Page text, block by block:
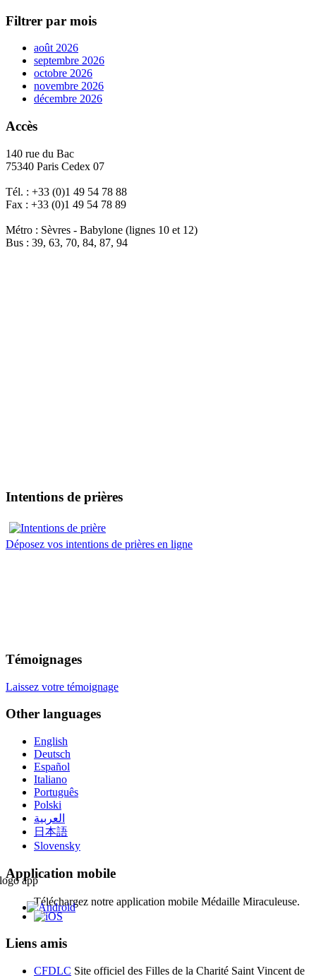
Filtrer par mois
août 2026
septembre 2026
octobre 2026
novembre 2026
décembre 2026
Accès
140 rue du Bac
75340 Paris Cedex 07
Tél. : +33 (0)1 49 54 78 88
Fax : +33 (0)1 49 54 78 89
Métro : Sèvres - Babylone (lignes 10 et 12)
Bus : 39, 63, 70, 84, 87, 94
Intentions de prières
Déposez vos intentions de prières en ligne
Témoignages
Laissez votre témoignage
Other languages
English
Deutsch
Español
Italiano
Português
Polski
العربية
日本語
Slovensky
Application mobile
Téléchargez notre application mobile Médaille Miraculeuse.
Liens amis
CFDLC Site officiel des Filles de la Charité Saint Vincent de